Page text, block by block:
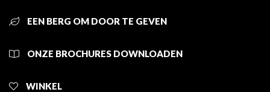
EEN BERG OM DOOR TE GEVEN
ONZE BROCHURES DOWNLOADEN
WINKEL